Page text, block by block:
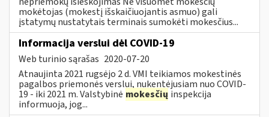
mokėtojas (mokestį išskaičiuojantis asmuo) gali
įstatymų nustatytais terminais sumokėti mokesčius...
Informacija verslui dėl COVID-19
Web turinio sąrašas 2020-07-20
Atnaujinta 2021 rugsėjo 2 d. VMI teikiamos mokestinės
pagalbos priemonės verslui, nukentėjusiam nuo COVID-
19 - iki 2021 m. Valstybinė mokesčių inspekcija
informuoja, jog...